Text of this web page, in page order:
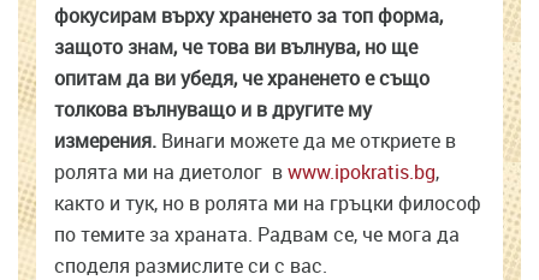
фокусирам върху храненето за топ форма,
защото знам, че това ви вълнува, но ще
опитам да ви убедя, че храненето е също
толкова вълнуващо и в другите му
измерения. Винаги можете да ме откриете в
ролята ми на диетолог вwww.ipokratis.bg,
както и тук, но в ролята ми на гръцки философ
по темите за храната. Радвам се, че мога да
споделя размислите си с вас.